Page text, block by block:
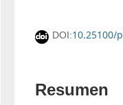
DOI:10.25100/
Resumen